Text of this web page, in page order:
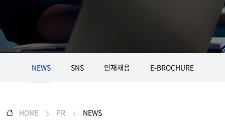
NEWS SNS 인재채용 E-BROCHURE
HOME PR NEWS